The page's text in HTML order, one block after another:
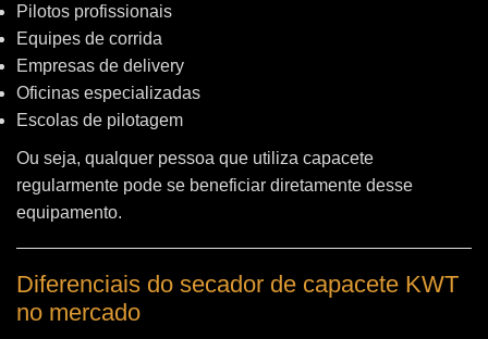
Pilotos profissionais
Equipes de corrida
Empresas de delivery
Oficinas especializadas
Escolas de pilotagem
Ou seja, qualquer pessoa que utiliza capacete
regularmente pode se beneficiar diretamente desse
equipamento.
Diferenciais do secador de capacete KWT
no mercado